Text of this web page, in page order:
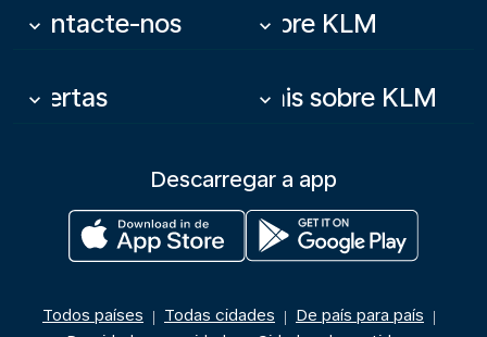
Contacte-nos
keyboard_arrow_down Sobre KLM
keyboard_arrow_down
Ofertas
keyboard_arrow_down Mais sobre KLM
keyboard_arrow_down
Descarregar a app
Todos países | Todas cidades | De país para país |